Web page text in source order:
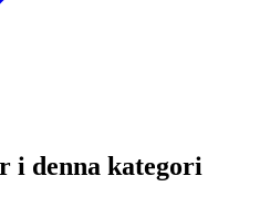
i denna kategori